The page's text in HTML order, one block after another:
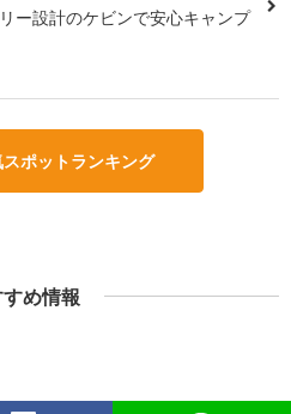
ー設計のケビンで安心キャンプ
ポットランキング
め情報